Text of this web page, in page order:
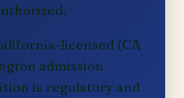
licensed (CA
admission
is regulatory and